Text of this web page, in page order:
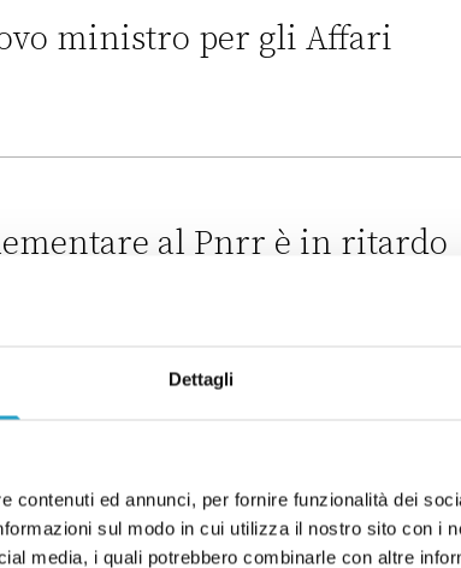
Dettagli
contenuti ed annunci, per fornire funzionalità dei
sul modo in cui utilizza il nostro sito con i
media, i quali potrebbero combinarle con altre
ministro per gli Affari
al Pnrr è in ritardo
è in ritardo
sulla Corte dei Conti e
dei Conti e il Pnrr